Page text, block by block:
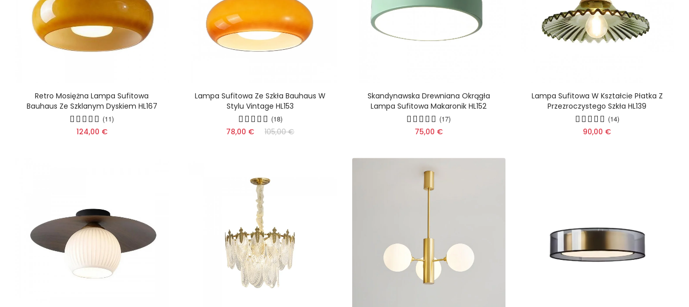
Retro Mosiężna Lampa Sufitowa
Bauhaus Ze Szklanym Dyskiem HL167
(11)
124,00 €
Lampa Sufitowa Ze Szkła Bauhaus W
Stylu Vintage HL153
(18)
78,00 € 105,00 €
Skandynawska Drewniana Okrągła
Lampa Sufitowa Makaronik HL152
(17)
75,00 €
Lampa Sufitowa W Kształcie Płatka Z
Przezroczystego Szkła HL139
(14)
90,00 €